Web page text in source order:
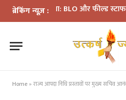
ब्रेकिंग न्यूज़ :
समीक्षा: BLO और फील्ड स्टाफ को
Home » राज्य आपदा निधि प्रस्तावों पर मुख्य सचिव आनंद बर्द्धन